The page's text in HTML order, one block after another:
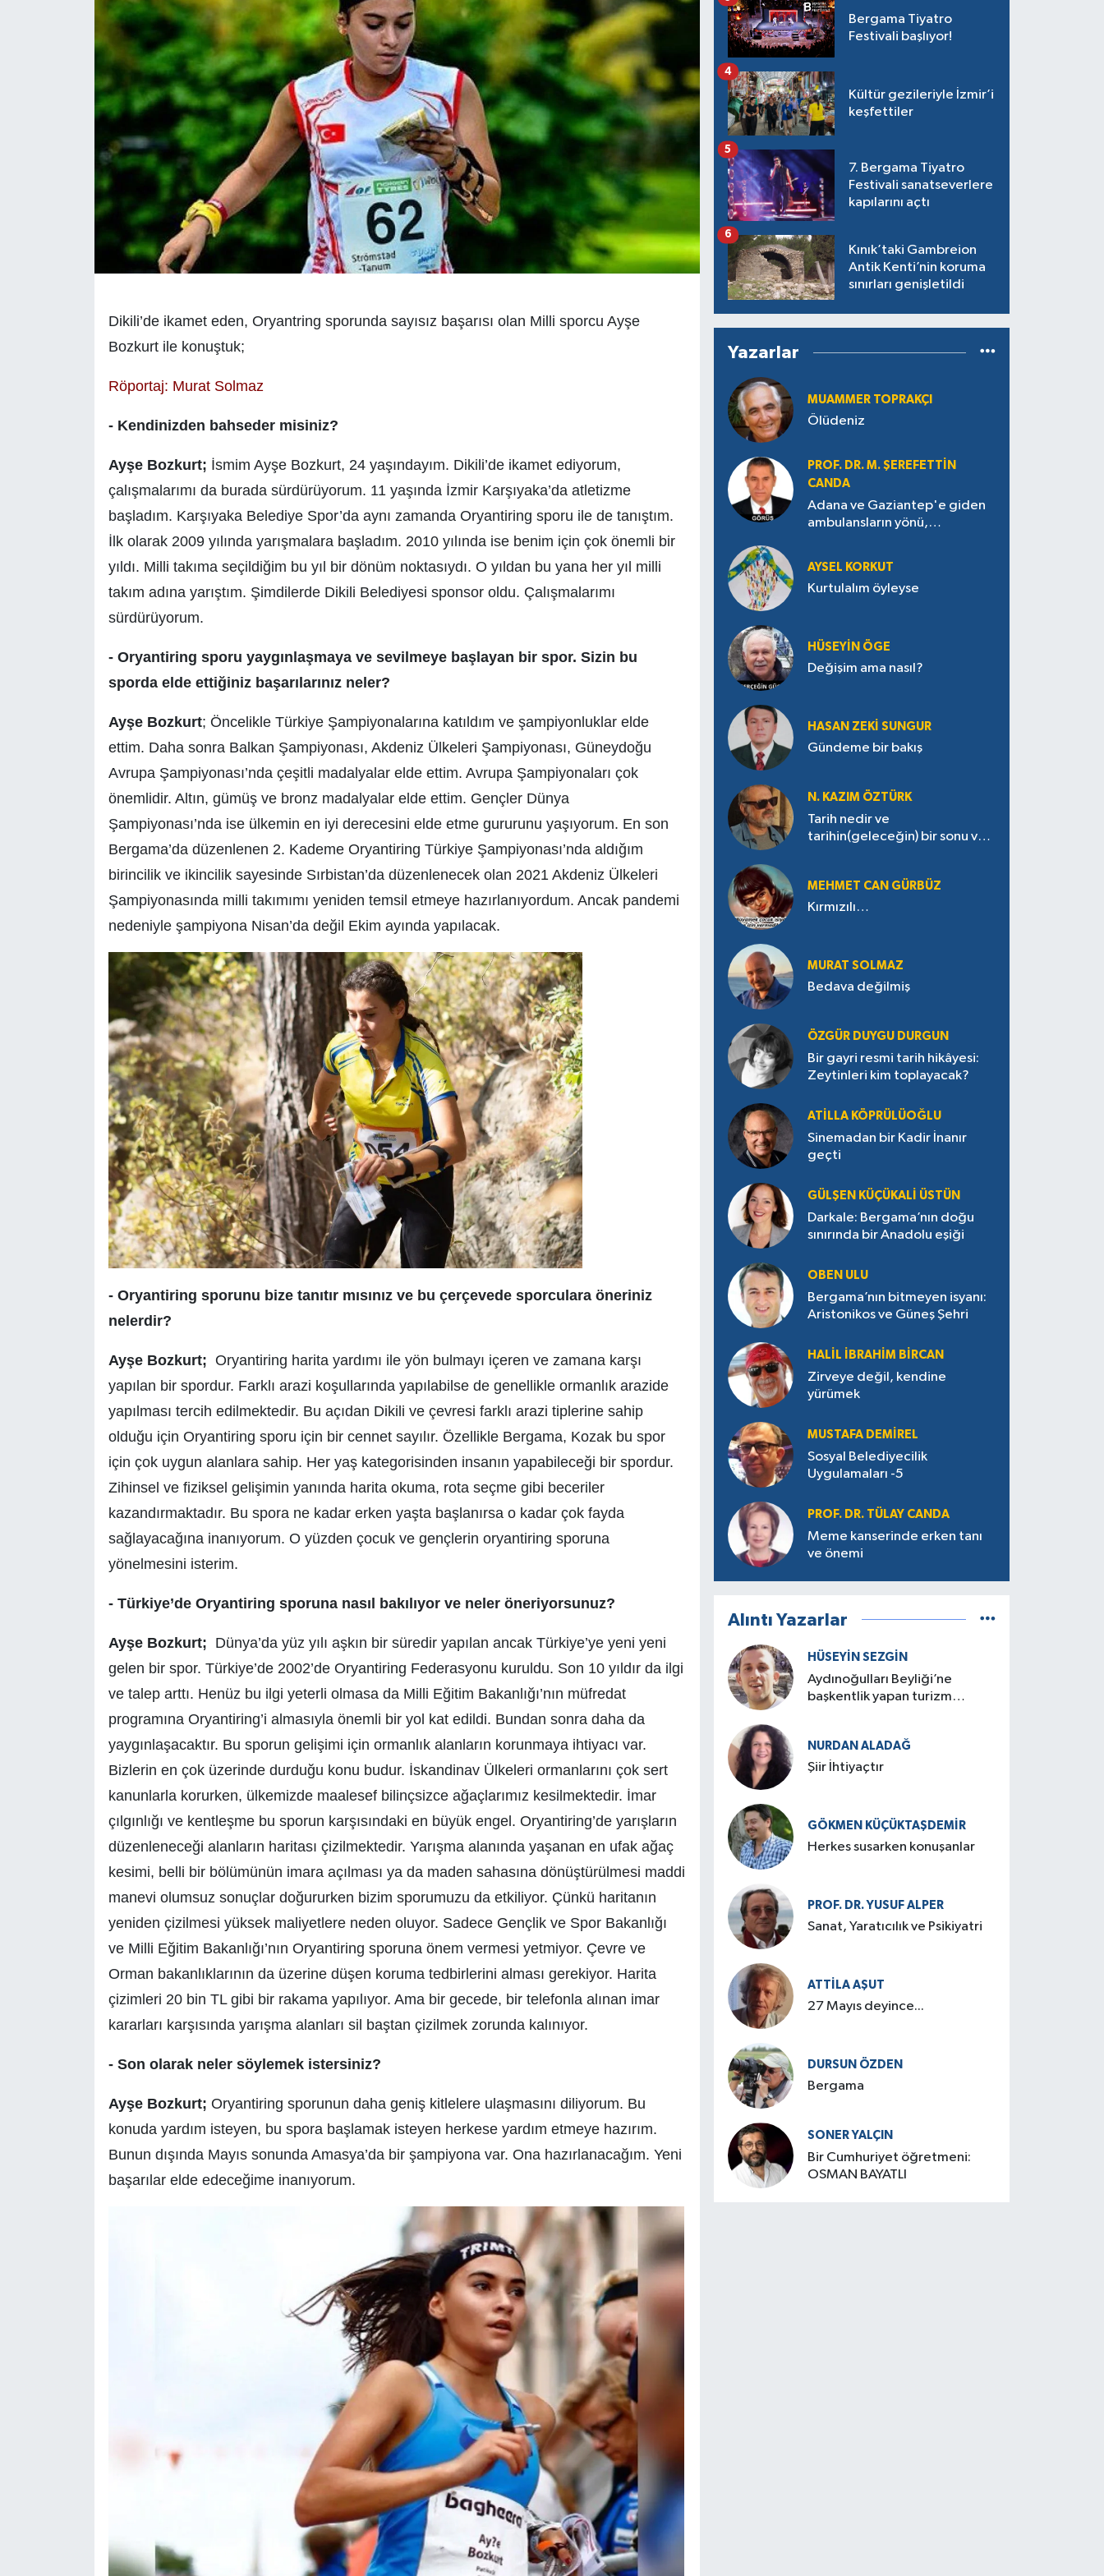
Dikili’de ikamet eden, Oryantring sporunda sayısız başarısı olan Milli sporcu Ayşe
Bozkurt ile konuştuk;
Röportaj: Murat Solmaz
- Kendinizden bahseder misiniz?
Ayşe Bozkurt; İsmim Ayşe Bozkurt, 24 yaşındayım. Dikili’de ikamet ediyorum,
çalışmalarımı da burada sürdürüyorum. 11 yaşında İzmir Karşıyaka’da atletizme
başladım. Karşıyaka Belediye Spor’da aynı zamanda Oryantiring sporu ile de tanıştım.
İlk olarak 2009 yılında yarışmalara başladım. 2010 yılında ise benim için çok önemli bir
yıldı. Milli takıma seçildiğim bu yıl bir dönüm noktasıydı. O yıldan bu yana her yıl milli
takım adına yarıştım. Şimdilerde Dikili Belediyesi sponsor oldu. Çalışmalarımı
sürdürüyorum.
- Oryantiring sporu yaygınlaşmaya ve sevilmeye başlayan bir spor. Sizin bu
sporda elde ettiğiniz başarılarınız neler?
Ayşe Bozkurt; Öncelikle Türkiye Şampiyonalarına katıldım ve şampiyonluklar elde
ettim. Daha sonra Balkan Şampiyonası, Akdeniz Ülkeleri Şampiyonası, Güneydoğu
Avrupa Şampiyonası’nda çeşitli madalyalar elde ettim. Avrupa Şampiyonaları çok
önemlidir. Altın, gümüş ve bronz madalyalar elde ettim. Gençler Dünya
Şampiyonası’nda ise ülkemin en iyi derecesini elde etme gururunu yaşıyorum. En son
Bergama’da düzenlenen 2. Kademe Oryantiring Türkiye Şampiyonası’nda aldığım
birincilik ve ikincilik sayesinde Sırbistan’da düzenlenecek olan 2021 Akdeniz Ülkeleri
Şampiyonasında milli takımımı yeniden temsil etmeye hazırlanıyordum. Ancak pandemi
nedeniyle şampiyona Nisan’da değil Ekim ayında yapılacak.
- Oryantiring sporunu bize tanıtır mısınız ve bu çerçevede sporculara öneriniz
nelerdir?
Ayşe Bozkurt; Oryantiring harita yardımı ile yön bulmayı içeren ve zamana karşı
yapılan bir spordur. Farklı arazi koşullarında yapılabilse de genellikle ormanlık arazide
yapılması tercih edilmektedir. Bu açıdan Dikili ve çevresi farklı arazi tiplerine sahip
olduğu için Oryantiring sporu için bir cennet sayılır. Özellikle Bergama, Kozak bu spor
için çok uygun alanlara sahip. Her yaş kategorisinden insanın yapabileceği bir spordur.
Zihinsel ve fiziksel gelişimin yanında harita okuma, rota seçme gibi beceriler
kazandırmaktadır. Bu spora ne kadar erken yaşta başlanırsa o kadar çok fayda
sağlayacağına inanıyorum. O yüzden çocuk ve gençlerin oryantiring sporuna
yönelmesini isterim.
- Türkiye’de Oryantiring sporuna nasıl bakılıyor ve neler öneriyorsunuz?
Ayşe Bozkurt; Dünya’da yüz yılı aşkın bir süredir yapılan ancak Türkiye’ye yeni yeni
gelen bir spor. Türkiye’de 2002’de Oryantiring Federasyonu kuruldu. Son 10 yıldır da ilgi
ve talep arttı. Henüz bu ilgi yeterli olmasa da Milli Eğitim Bakanlığı’nın müfredat
programına Oryantiring’i almasıyla önemli bir yol kat edildi. Bundan sonra daha da
yaygınlaşacaktır. Bu sporun gelişimi için ormanlık alanların korunmaya ihtiyacı var.
Bizlerin en çok üzerinde durduğu konu budur. İskandinav Ülkeleri ormanlarını çok sert
kanunlarla korurken, ülkemizde maalesef bilinçsizce ağaçlarımız kesilmektedir. İmar
çılgınlığı ve kentleşme bu sporun karşısındaki en büyük engel. Oryantiring’de yarışların
düzenleneceği alanların haritası çizilmektedir. Yarışma alanında yaşanan en ufak ağaç
kesimi, belli bir bölümünün imara açılması ya da maden sahasına dönüştürülmesi maddi
manevi olumsuz sonuçlar doğururken bizim sporumuzu da etkiliyor. Çünkü haritanın
yeniden çizilmesi yüksek maliyetlere neden oluyor. Sadece Gençlik ve Spor Bakanlığı
ve Milli Eğitim Bakanlığı’nın Oryantiring sporuna önem vermesi yetmiyor. Çevre ve
Orman bakanlıklarının da üzerine düşen koruma tedbirlerini alması gerekiyor. Harita
çizimleri 20 bin TL gibi bir rakama yapılıyor. Ama bir gecede, bir telefonla alınan imar
kararları karşısında yarışma alanları sil baştan çizilmek zorunda kalınıyor.
- Son olarak neler söylemek istersiniz?
Ayşe Bozkurt; Oryantiring sporunun daha geniş kitlelere ulaşmasını diliyorum. Bu
konuda yardım isteyen, bu spora başlamak isteyen herkese yardım etmeye hazırım.
Bunun dışında Mayıs sonunda Amasya’da bir şampiyona var. Ona hazırlanacağım. Yeni
başarılar elde edeceğime inanıyorum.
Bergama Tiyatro
Festivali başlıyor!
Kültür gezileriyle İzmir’i
keşfettiler
4
7. Bergama Tiyatro
Festivali sanatseverlere
kapılarını açtı
5
Kınık’taki Gambreion
Antik Kenti’nin koruma
sınırları genişletildi
6
Yazarlar
MUAMMER TOPRAKÇI
Ölüdeniz
PROF. DR. M. ŞEREFETTIN
CANDA
Adana ve Gaziantep'e giden
ambulansların yönü,
AYSEL KORKUT
Kurtulalım öyleyse
HÜSEYIN ÖGE
Değişim ama nasıl?
HASAN ZEKI SUNGUR
Gündeme bir bakış
N. KAZIM ÖZTÜRK
Tarih nedir ve
tarihin(geleceğin) bir sonu var
MEHMET CAN GÜRBÜZ
Kırmızılı…
MURAT SOLMAZ
Bedava değilmiş
ÖZGÜR DUYGU DURGUN
Bir gayri resmi tarih hikâyesi:
Zeytinleri kim toplayacak?
ATILLA KÖPRÜLÜOĞLU
Sinemadan bir Kadir İnanır
geçti
GÜLŞEN KÜÇÜKALI ÜSTÜN
Darkale: Bergama’nın doğu
sınırında bir Anadolu eşiği
OBEN ULU
Bergama’nın bitmeyen isyanı:
Aristonikos ve Güneş Şehri
HALIL İBRAHIM BIRCAN
Zirveye değil, kendine
yürümek
MUSTAFA DEMIREL
Sosyal Belediyecilik
Uygulamaları -5
PROF. DR. TÜLAY CANDA
Meme kanserinde erken tanı
ve önemi
Alıntı Yazarlar
HÜSEYIN SEZGIN
Aydınoğulları Beyliği’ne
başkentlik yapan turizm
NURDAN ALADAĞ
Şiir İhtiyaçtır
GÖKMEN KÜÇÜKTAŞDEMIR
Herkes susarken konuşanlar
PROF. DR. YUSUF ALPER
Sanat, Yaratıcılık ve Psikiyatri
ATTILA AŞUT
27 Mayıs deyince...
DURSUN ÖZDEN
Bergama
SONER YALÇIN
Bir Cumhuriyet öğretmeni:
OSMAN BAYATLI